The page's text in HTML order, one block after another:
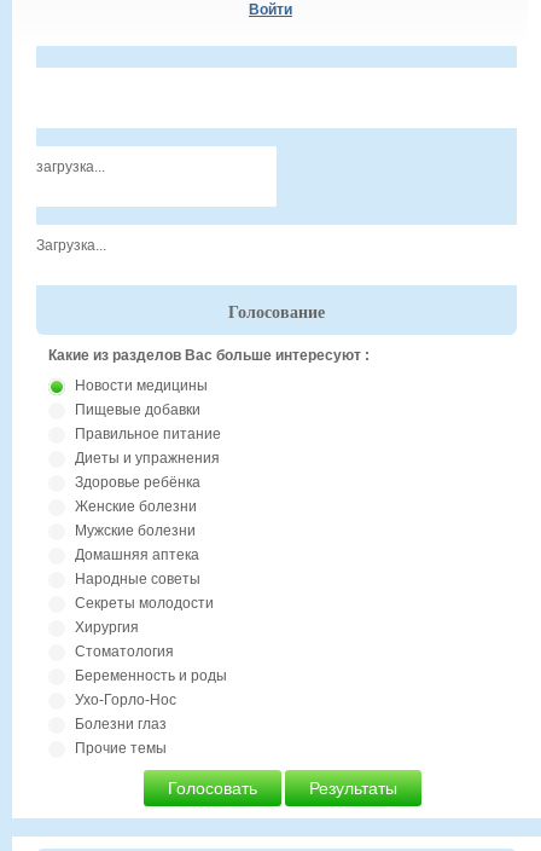
Войти
загрузка...
Загрузка...
Голосование
Какие из разделов Вас больше интересуют :
Новости медицины
Пищевые добавки
Правильное питание
Диеты и упражнения
Здоровье ребёнка
Женские болезни
Мужские болезни
Домашняя аптека
Народные советы
Секреты молодости
Хирургия
Стоматология
Беременность и роды
Ухо-Горло-Нос
Болезни глаз
Прочие темы
Голосовать Результаты